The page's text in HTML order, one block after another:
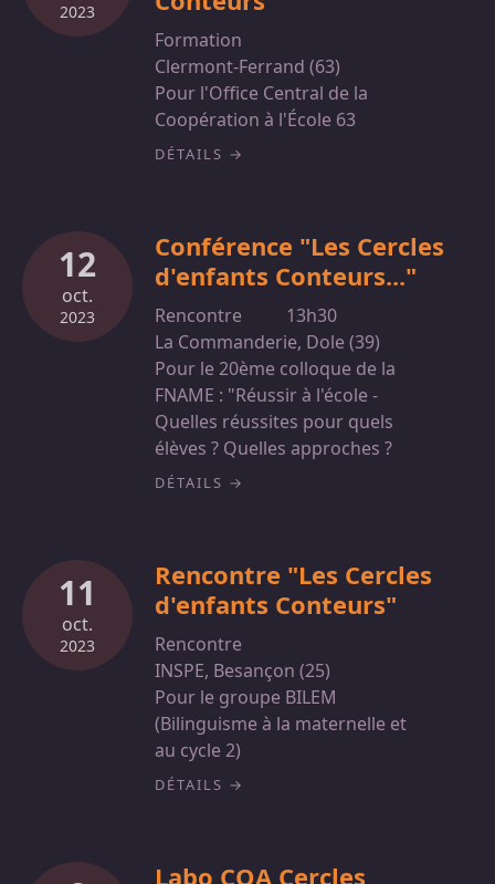
2023
Formation
Clermont-Ferrand (63)
Pour l'Office Central de la
Coopération à l'École 63
DÉTAILS
12
oct.
2023
Conférence "Les Cercles
d'enfants Conteurs..."
Rencontre
13h30
La Commanderie, Dole (39)
Pour le 20ème colloque de la
FNAME : "Réussir à l'école -
Quelles réussites pour quels
élèves ? Quelles approches ?
DÉTAILS
11
oct.
2023
Rencontre "Les Cercles
d'enfants Conteurs"
Rencontre
INSPE, Besançon (25)
Pour le groupe BILEM
(Bilinguisme à la maternelle et
au cycle 2)
DÉTAILS
Labo COA Cercles